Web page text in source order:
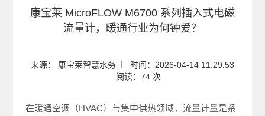
康宝莱 MicroFLOW M6700 系列插入式电磁
流量计，暖通行业为何钟爱？
来源： 康宝莱智慧水务
时间：2026-04-14 11:29:53
阅读：74 次
在暖通空调（HVAC）与集中供热领域，流量计量是系